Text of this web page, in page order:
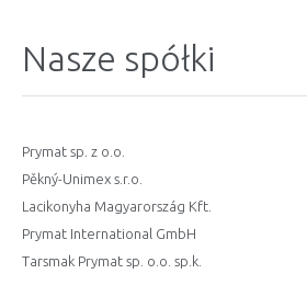
Nasze spółki
Prymat sp. z o.o.
Pěkný-Unimex s.r.o.
Lacikonyha Magyarország Kft.
Prymat International GmbH
Tarsmak Prymat sp. o.o. sp.k.